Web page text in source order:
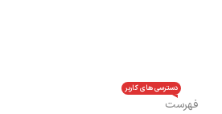
فهرست
دسترسی های کاربر